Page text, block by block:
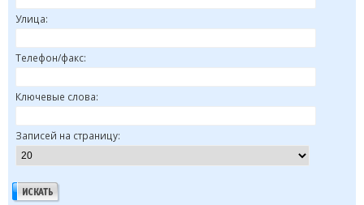
Улица:
Телефон/факс:
Ключевые слова:
Записей на страницу: